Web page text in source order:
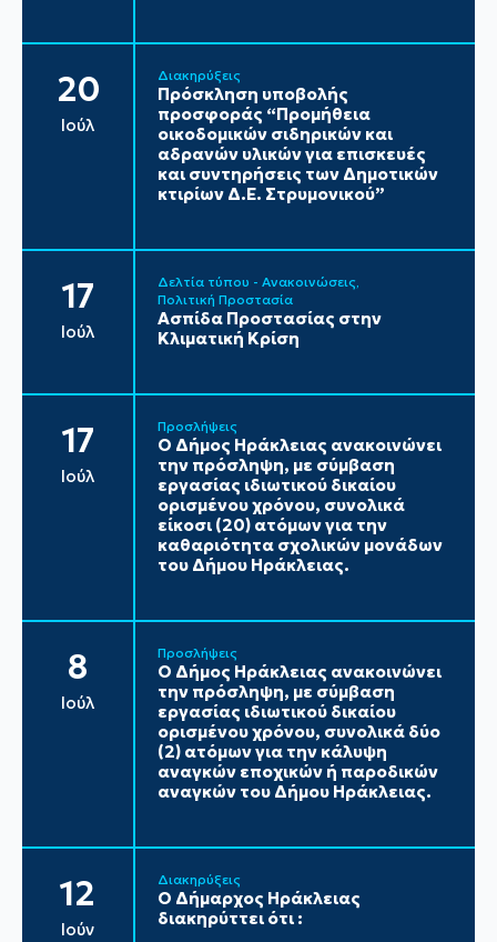
20
Ιούλ
Διακηρύξεις
Πρόσκληση υποβολής
προσφοράς “Προμήθεια
οικοδομικών σιδηρικών και
αδρανών υλικών για επισκευές
και συντηρήσεις των Δημοτικών
κτιρίων Δ.Ε. Στρυμονικού”
17
Ιούλ
Δελτία τύπου - Ανακοινώσεις
Πολιτική Προστασία
Ασπίδα Προστασίας στην
Κλιματική Κρίση
17
Ιούλ
Προσλήψεις
Ο Δήμος Ηράκλειας ανακοινώνει
την πρόσληψη, με σύμβαση
εργασίας ιδιωτικού δικαίου
ορισμένου χρόνου, συνολικά
είκοσι (20) ατόμων για την
καθαριότητα σχολικών μονάδων
του Δήμου Ηράκλειας.
8
Ιούλ
Προσλήψεις
Ο Δήμος Ηράκλειας ανακοινώνει
την πρόσληψη, με σύμβαση
εργασίας ιδιωτικού δικαίου
ορισμένου χρόνου, συνολικά δύο
(2) ατόμων για την κάλυψη
αναγκών εποχικών ή παροδικών
αναγκών του Δήμου Ηράκλειας.
12
Ιούν
Διακηρύξεις
Ο Δήμαρχος Ηράκλειας
διακηρύττει ότι :